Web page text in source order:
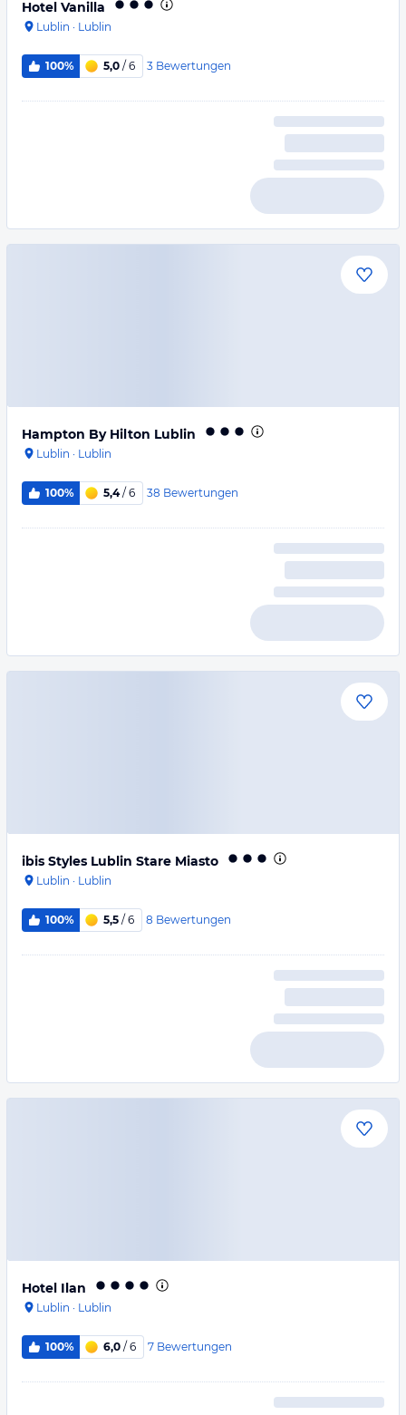
Hotel Vanilla
Lublin · Lublin
100% 5,0 / 6 3 Bewertungen
Hampton By Hilton Lublin
Lublin · Lublin
100% 5,4/ 6 38 Bewertungen
ibis Styles Lublin Stare Miasto
Lublin · Lublin
100% 5,5 / 6 8 Bewertungen
Hotel Ilan
Lublin · Lublin
100% 6,0 / 6 7 Bewertungen